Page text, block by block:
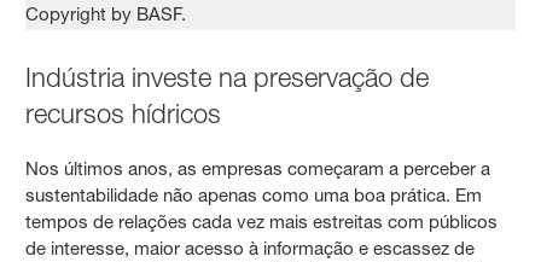
Indústria investe na preservação de
recursos hídricos
Nos últimos anos, as empresas começaram a perceber a
sustentabilidade não apenas como uma boa prática. Em
tempos de relações cada vez mais estreitas com públicos
de interesse, maior acesso à informação e escassez de